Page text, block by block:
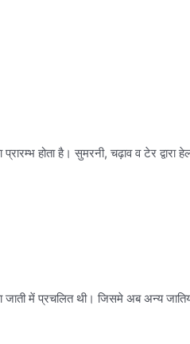
होता है। सुमरनी, चढ़ाव व टेर द्वारा
जाती में प्रचलित थी। जिसमे अब अन्य